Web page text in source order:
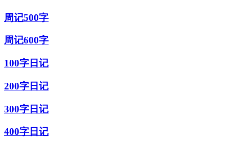
周记500字
周记600字
100字日记
200字日记
300字日记
400字日记